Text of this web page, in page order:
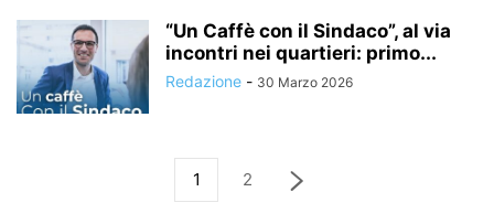
“Un Caffè con il Sindaco”, al via
incontri nei quartieri: primo...
Redazione - 30 Marzo 2026
1 2